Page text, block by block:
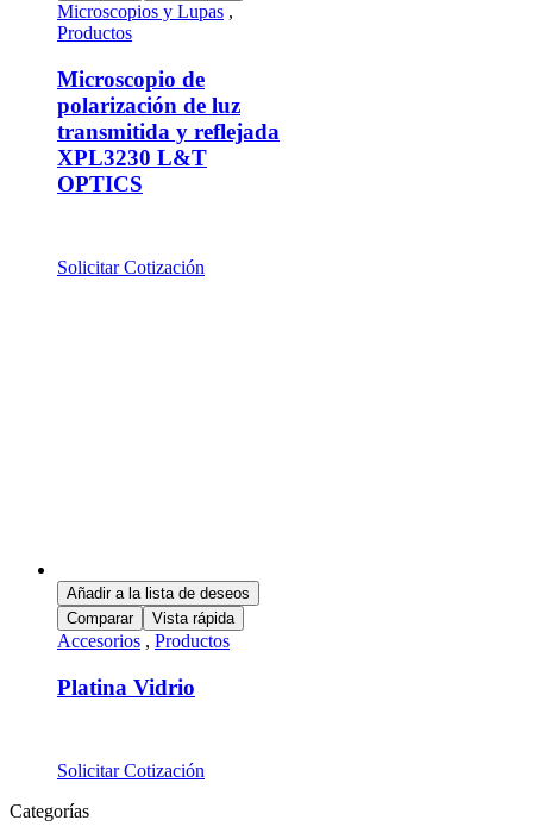
Microscopios y Lupas ,
Productos
Microscopio de
polarización de luz
transmitida y reflejada
XPL3230 L&T
OPTICS
Solicitar Cotización
Añadir a la lista de deseos
Comparar
Vista rápida
Accesorios , Productos
Platina Vidrio
Solicitar Cotización
Categorías